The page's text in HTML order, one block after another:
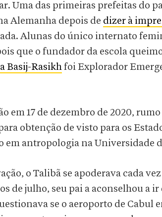
Uma das primeiras prefeitas do
Alemanha depois de dizer à
Alunas do único internato
que o fundador da escola
Basij-Rasikhfoi Explorador
em 17 de dezembro de 2020,
obtenção de visto para os
antropologia na Universidade
o Talibã se apoderava cada
de julho, seu pai a aconselhou a
se o aeroporto de Cabul